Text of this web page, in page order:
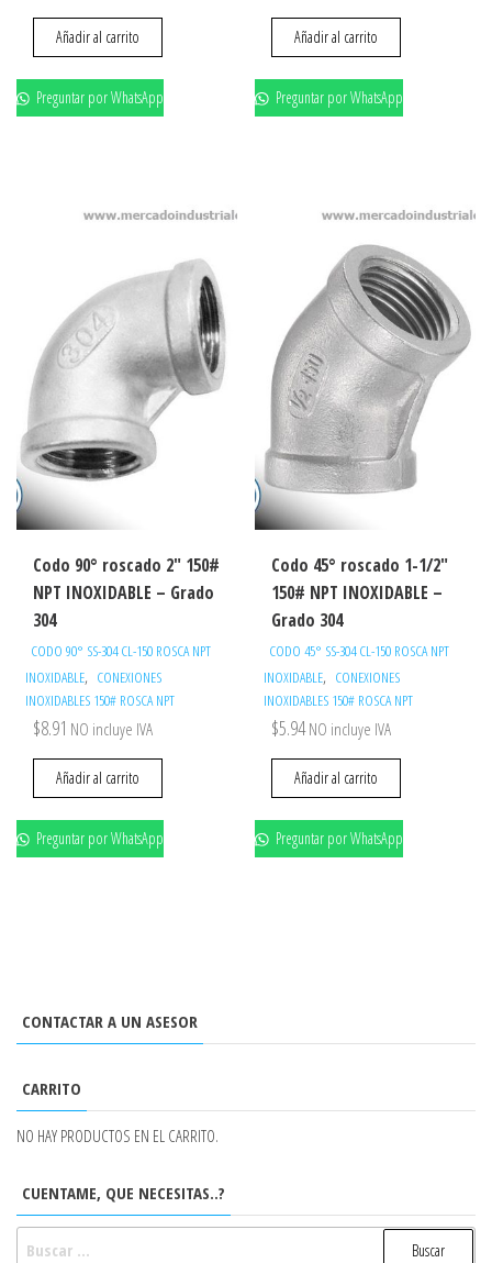
Añadir al carrito
Preguntar por WhatsApp
Añadir al carrito
Preguntar por WhatsApp
Codo 90° roscado 2″ 150#
NPT INOXIDABLE – Grado
304
CODO 90° SS-304 CL-150 ROSCA NPT
INOXIDABLE, CONEXIONES
INOXIDABLES 150# ROSCA NPT
$8.91 NO incluye IVA
Añadir al carrito
Preguntar por WhatsApp
Codo 45° roscado 1-1/2″
150# NPT INOXIDABLE –
Grado 304
CODO 45° SS-304 CL-150 ROSCA NPT
INOXIDABLE, CONEXIONES
INOXIDABLES 150# ROSCA NPT
$5.94NO incluye IVA
Añadir al carrito
Preguntar por WhatsApp
CONTACTAR A UN ASESOR
CARRITO
NO HAY PRODUCTOS EN EL CARRITO.
CUENTAME, QUE NECESITAS..?